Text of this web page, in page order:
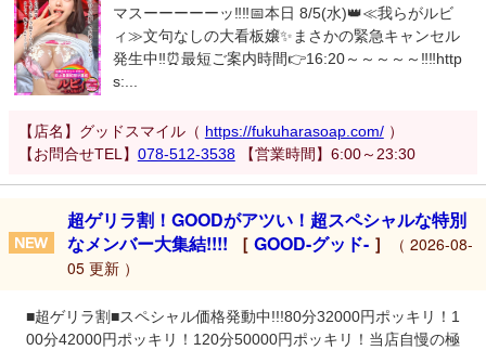
マスーーーーーッ‼️‼️📅本日 8/5(水)👑≪我らがルビ
ィ≫文句なしの大看板嬢✨まさかの緊急キャンセル
発生中‼️⏰最短ご案内時間👉16:20～～～～～‼️‼️http
s:...
【店名】グッドスマイル（ https://fukuharasoap.com/）
【お問合せTEL】 078-512-3538【営業時間】6:00～23:30
超ゲリラ割！GOODがアツい！超スペシャルな特別
なメンバー大集結!!!! ［GOOD-グッド- ］
（ 2026-08-
05 更新 ）
■超ゲリラ割■スペシャル価格発動中!!!80分32000円ポッキリ！1
00分42000円ポッキリ！120分50000円ポッキリ！当店自慢の極